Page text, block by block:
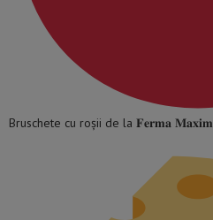
Bruschete cu roșii de la 𝐅𝐞𝐫𝐦𝐚 𝐌𝐚𝐱𝐢𝐦